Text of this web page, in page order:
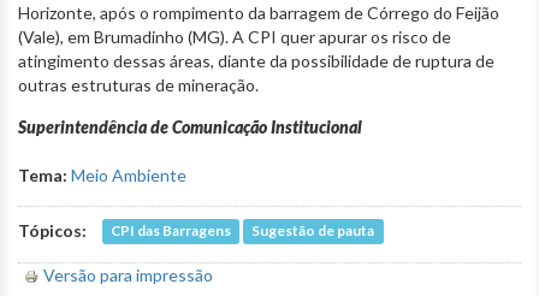
Horizonte, após o rompimento da barragem de Córrego do Feijão
(Vale), em Brumadinho (MG). A CPI quer apurar os risco de
atingimento dessas áreas, diante da possibilidade de ruptura de
outras estruturas de mineração.
Superintendência de Comunicação Institucional
Tema: Meio Ambiente
Tópicos: CPI das Barragens Sugestão de pauta
Versão para impressão